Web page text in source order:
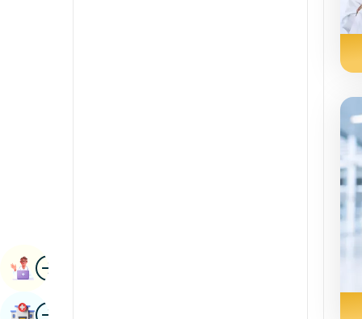
suratKitobni Tayinlash
suratKasalxonani Toping